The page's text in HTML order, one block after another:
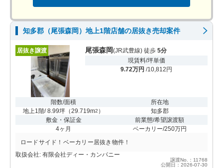
知多郡（尾張森岡）地上1階店舗の居抜き売却案件
居抜き譲渡 尾張森岡(JR武豊線) 徒歩 5分
現賃料/坪単価
9.72万円 /10,812円
階数/面積
地上1階/ 8.99坪 （29.719m2 ）
所在地
知多郡
敷金・保証金
4ヶ月
前業態/希望譲渡額
ベーカリー/250万円
ロードサイド！ベーカリー居抜き物件！
取扱会社: 有限会社ディー・カンパニー
譲渡No.：11768
公開日：2026-07-30